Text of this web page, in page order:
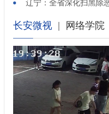
长安微视 | 网络学院